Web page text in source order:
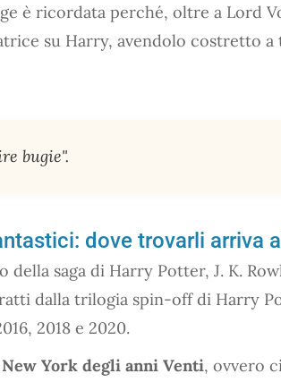
è ricordata perché, oltre a Lord
su Harry, avendolo costretto
bugie".
dove trovarli arriva
della saga di Harry Potter, J. K.
dalla trilogia spin-off di Harry
2018 e 2020.
New York degli anni Venti, ovvero